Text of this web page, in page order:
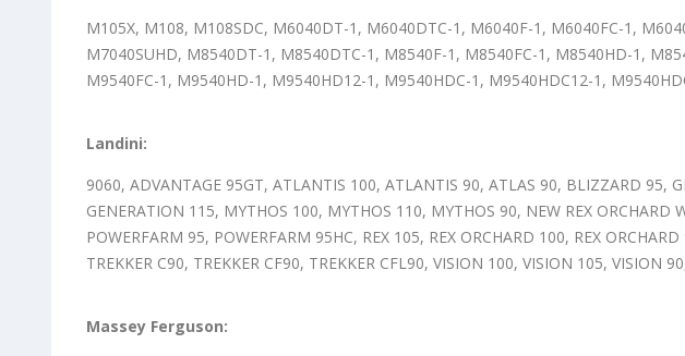
M105X, M108, M108SDC, M6040DT-1, M6040DTC-1, M6040F-1, M6040FC-1,
M7040SUHD, M8540DT-1, M8540DTC-1, M8540F-1, M8540FC-1, M8540HD-1,
M9540FC-1, M9540HD-1, M9540HD12-1, M9540HDC-1, M9540HDC12-1,
Landini:
9060, ADVANTAGE 95GT, ATLANTIS 100, ATLANTIS 90, ATLAS 90, BLIZZARD
GENERATION 115, MYTHOS 100, MYTHOS 110, MYTHOS 90, NEW REX
POWERFARM 95, POWERFARM 95HC, REX 105, REX ORCHARD 100, REX
TREKKER C90, TREKKER CF90, TREKKER CFL90, VISION 100, VISION 105, VISION
Massey Ferguson: